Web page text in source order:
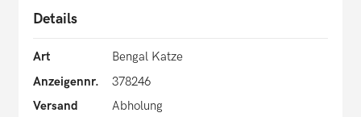
Details
Art
Bengal Katze
Anzeigennr.
378246
Versand
Abholung